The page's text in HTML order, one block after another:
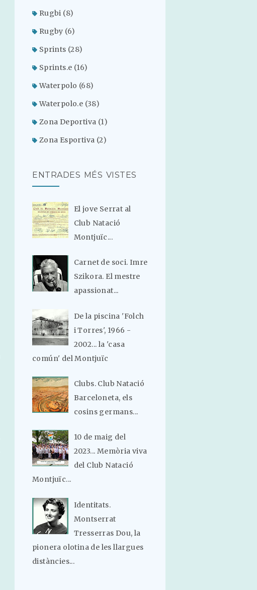
Rugbi (8)
Rugby (6)
Sprints (28)
Sprints.e (16)
Waterpolo (68)
Waterpolo.e (38)
Zona Deportiva (1)
Zona Esportiva (2)
ENTRADES MÉS VISTES
El jove Serrat al
Club Natació
Montjuïc...
Carnet de soci. Imre
Szikora. El mestre
apassionat...
De la piscina 'Folch
i Torres', 1966 -
2002... la 'casa
común' del Montjuïc
Clubs. Club Natació
Barceloneta, els
cosins germans...
10 de maig del
2023... Memòria viva
del Club Natació
Montjuïc...
Identitats.
Montserrat
Tresserras Dou, la
pionera olotina de les llargues
distàncies...